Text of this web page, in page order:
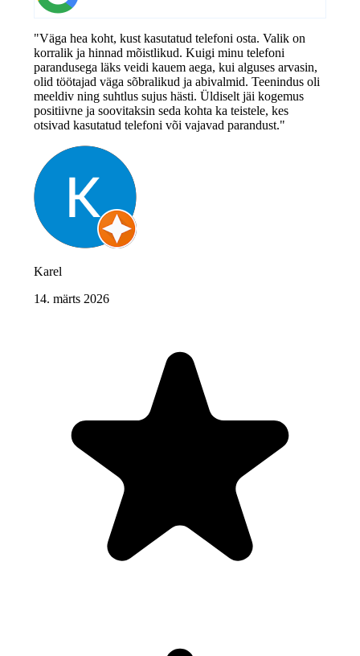
"Väga hea koht, kust kasutatud telefoni osta. Valik on
korralik ja hinnad mõistlikud. Kuigi minu telefoni
parandusega läks veidi kauem aega, kui alguses arvasin,
olid töötajad väga sõbralikud ja abivalmid. Teenindus oli
meeldiv ning suhtlus sujus hästi. Üldiselt jäi kogemus
positiivne ja soovitaksin seda kohta ka teistele, kes
otsivad kasutatud telefoni või vajavad parandust."
Karel
14. märts 2026